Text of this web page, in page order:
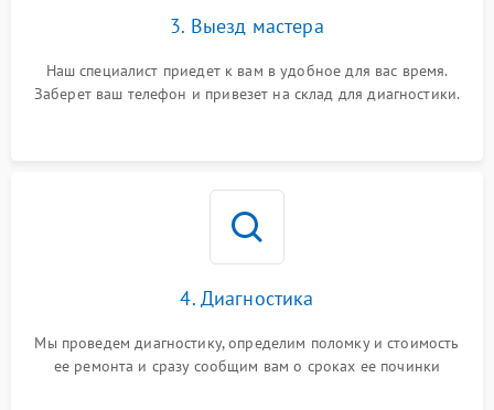
3. Выезд мастера
Наш специалист приедет к вам в удобное для вас время.
Заберет ваш телефон и привезет на склад для диагностики.
4. Диагностика
Мы проведем диагностику, определим поломку и стоимость
ее ремонта и сразу сообщим вам о сроках ее починки